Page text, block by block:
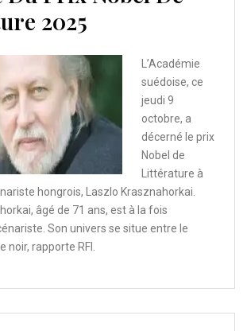
2025
L’Académie
suédoise, ce
jeudi 9
octobre, a
décerné le prix
Nobel de
Littérature à
hongrois, Laszlo Krasznahorkai.
âgé de 71 ans, est à la fois
Son univers se situe entre le
noir, rapporte RFI.